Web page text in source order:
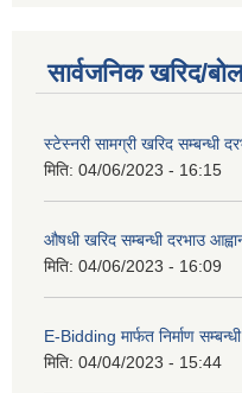
सार्वजनिक खरिद/
स्टेस्नरी सामग्री खरिद सम्बन्धी
मिति: 04/06/2023 - 16:15
औषधी खरिद सम्बन्धी दरभाउ
मिति: 04/06/2023 - 16:09
E-Bidding मार्फत निर्माण
मिति: 04/04/2023 - 15:44